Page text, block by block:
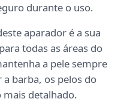
durante o uso.
aparador é a sua
todas as áreas do
a pele sempre
barba, os pelos do
detalhado.